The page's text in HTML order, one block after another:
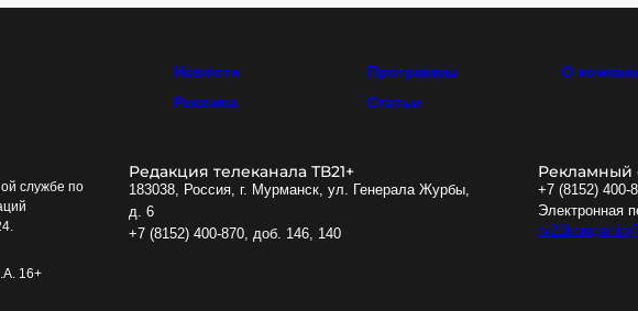
Новости Программы О
Реклама
Статьи
службе по
16+
Редакция телеканала ТВ21+
183038, Россия, г. Мурманск, ул. Генерала Журбы,
д. 6
+7 (8152) 400-870, доб. 146, 140
Рекламный
+7 (8152) 400-
Электронная